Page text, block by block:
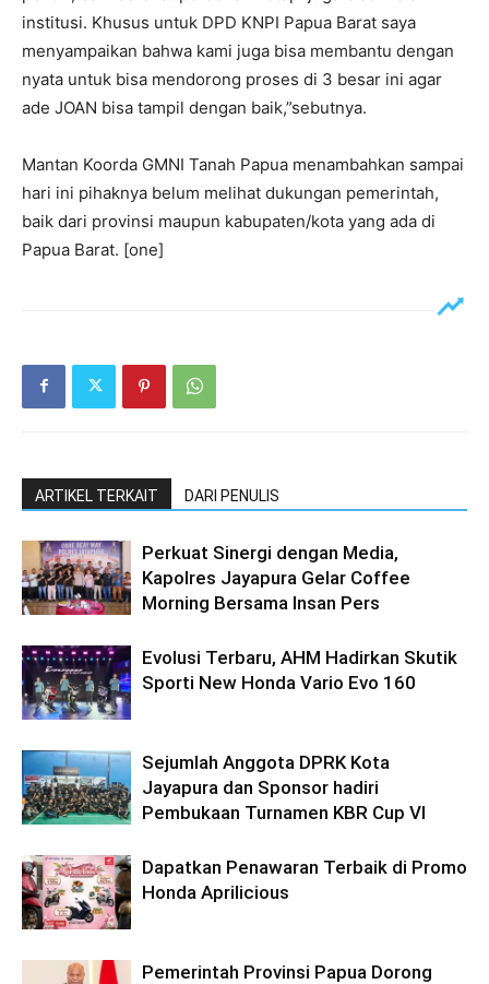
institusi. Khusus untuk DPD KNPI Papua Barat saya
menyampaikan bahwa kami juga bisa membantu dengan
nyata untuk bisa mendorong proses di 3 besar ini agar
ade JOAN bisa tampil dengan baik,”sebutnya.
Mantan Koorda GMNI Tanah Papua menambahkan sampai
hari ini pihaknya belum melihat dukungan pemerintah,
baik dari provinsi maupun kabupaten/kota yang ada di
Papua Barat. [one]
ARTIKEL TERKAIT DARI PENULIS
Perkuat Sinergi dengan Media,
Kapolres Jayapura Gelar Coffee
Morning Bersama Insan Pers
Evolusi Terbaru, AHM Hadirkan Skutik
Sporti New Honda Vario Evo 160
Sejumlah Anggota DPRK Kota
Jayapura dan Sponsor hadiri
Pembukaan Turnamen KBR Cup VI
Dapatkan Penawaran Terbaik di Promo
Honda Aprilicious
Pemerintah Provinsi Papua Dorong